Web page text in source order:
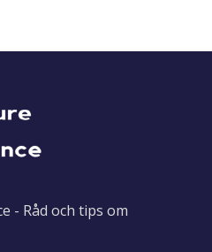
- Råd och tips om